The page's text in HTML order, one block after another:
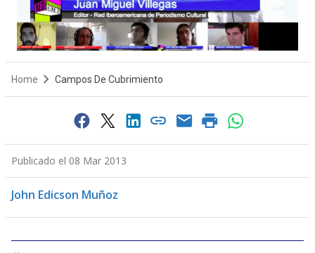
Home Campos De Cubrimiento
Publicado el 08 Mar 2013
John Edicson Muñoz